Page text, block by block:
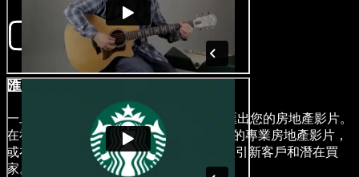
匯出您的影片
一旦您的傑作完成，只需幾下點擊即可匯出您的房地產影片。
在社交媒體平台、YouTube頻道上分享您的專業房地產影片，
或在Facebook廣告中使用它們，以有效吸引新客戶和潛在買
家。